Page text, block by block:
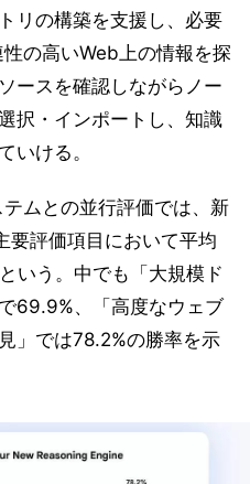
リの構築を支援し、必要
の高いWeb上の情報を探
ースを確認しながらノー
択・インポートし、知識
いける。
ムとの並行評価では、新
評価項目において平均
いう。中でも「大規模ド
69.9%、「高度なウェブ
」では78.2%の勝率を示